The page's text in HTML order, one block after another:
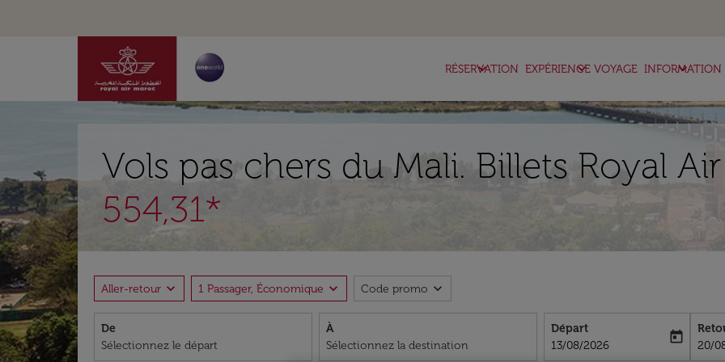
RÉSERVATION
keyboard_arrow_down EXPÉRIENCE VOYAGE
keyboard_arrow_down INFORMATION
keyboard_arrow_down
Vols pas chers du Mali. Billets Royal
554,31*
Aller-retour expand_more 1 Passager, Économique expand_more Code promo expand_more
De À
Départ
fc-booking-departure-date-aria-
13/08/2026
today
fc-
20/